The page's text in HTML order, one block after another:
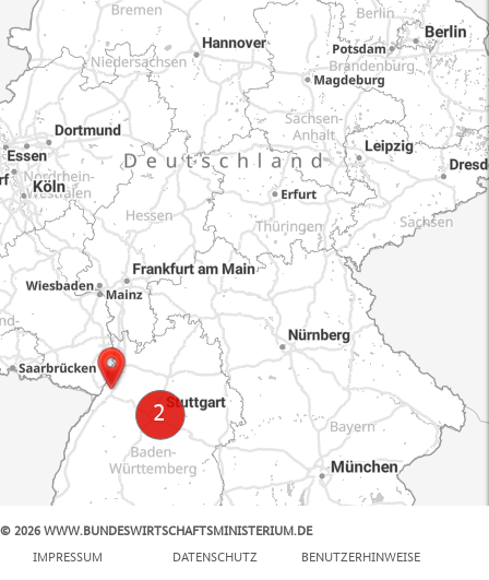
© 2026 WWW.BUNDESWIRTSCHAFTSMINISTERIUM.DE
IMPRESSUM
DATENSCHUTZ BENUTZERHINWEISE